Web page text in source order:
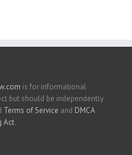
is for informational
but should be independently
Terms of Service and DMCA
Act.